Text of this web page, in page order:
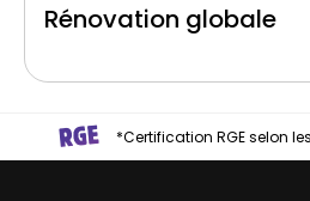
Rénovation globale
*Certification RGE selon